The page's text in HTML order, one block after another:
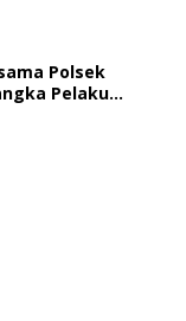
Polsek
Pelaku